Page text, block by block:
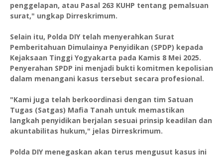
penggelapan, atau Pasal 263 KUHP tentang pemalsuan
surat," ungkap Dirreskrimum.
Selain itu, Polda DIY telah menyerahkan Surat
Pemberitahuan Dimulainya Penyidikan (SPDP) kepada
Kejaksaan Tinggi Yogyakarta pada Kamis 8 Mei 2025.
Penyerahan SPDP ini menjadi bukti komitmen kepolisian
dalam menangani kasus tersebut secara profesional.
"Kami juga telah berkoordinasi dengan tim Satuan
Tugas (Satgas) Mafia Tanah untuk memastikan
langkah penyidikan berjalan sesuai prinsip keadilan dan
akuntabilitas hukum," jelas Dirreskrimum.
Polda DIY menegaskan akan terus mengusut kasus ini